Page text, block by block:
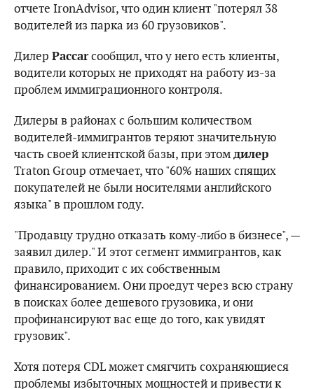
отчете IronAdvisor, что один клиент "потерял 38
водителей из парка из 60 грузовиков".
Дилер Paccarсообщил, что у него есть клиенты,
водители которых не приходят на работу из-за
проблем иммиграционного контроля.
Дилеры в районах с большим количеством
водителей-иммигрантов теряют значительную
часть своей клиентской базы, при этомдилер
Traton Group отмечает, что "60% наших спящих
покупателей не были носителями английского
языка" в прошлом году.
"Продавцу трудно отказать кому-либо в бизнесе", —
заявил дилер." И этот сегмент иммигрантов, как
правило, приходит с их собственным
финансированием. Они проедут через всю страну
в поисках более дешевого грузовика, и они
профинансируют вас еще до того, как увидят
грузовик".
Хотя потеря CDL может смягчить сохраняющиеся
проблемы избыточных мощностей и привести к